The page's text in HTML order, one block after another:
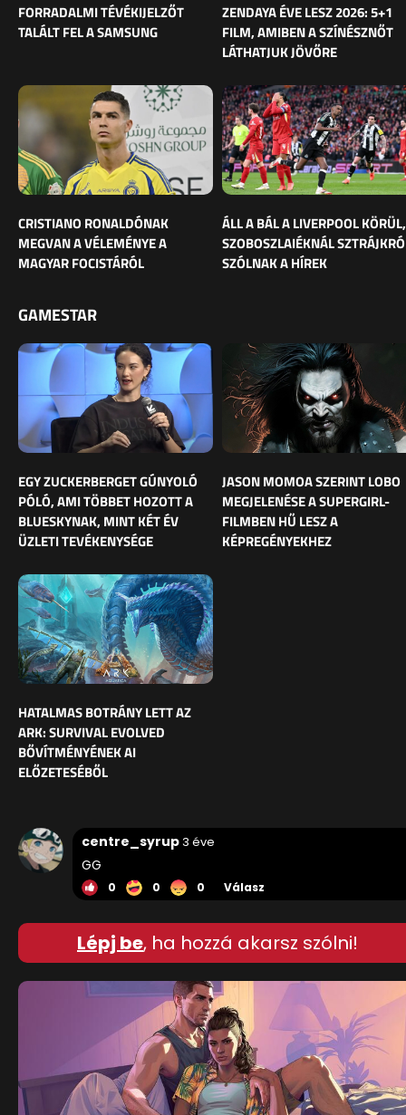
FORRADALMI TÉVÉKIJELZŐT
TALÁLT FEL A SAMSUNG
ZENDAYA ÉVE LESZ 2026: 5+1
FILM, AMIBEN A SZÍNÉSZNŐT
LÁTHATJUK JÖVŐRE
CRISTIANO RONALDÓNAK
MEGVAN A VÉLEMÉNYE A
MAGYAR FOCISTÁRÓL
ÁLL A BÁL A LIVERPOOL KÖRÜL,
SZOBOSZLAIÉKNÁL
SZÓLNAK A HÍREK
GAMESTAR
EGY ZUCKERBERGET GÚNYOLÓ
PÓLÓ, AMI TÖBBET HOZOTT A
BLUESKYNAK, MINT KÉT ÉV
ÜZLETI TEVÉKENYSÉGE
JASON MOMOA SZERINT LOBO
MEGJELENÉSE A SUPERGIRL-
FILMBEN HŰ LESZ A
KÉPREGÉNYEKHEZ
HATALMAS BOTRÁNY LETT AZ
ARK: SURVIVAL EVOLVED
BŐVÍTMÉNYÉNEK AI
ELŐZETESÉBŐL
centre_syrup3 éve
GG
0 0 0 Válasz
Lépj be, ha hozzá akarsz szólni!